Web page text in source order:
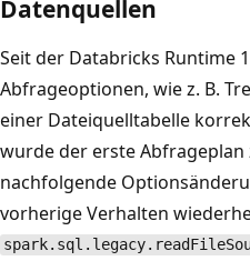
Datenquellen
Seit der Databricks Runtime
Abfrageoptionen, wie z. B.
einer Dateiquelltabelle
wurde der erste
nachfolgende
vorherige Verhalten